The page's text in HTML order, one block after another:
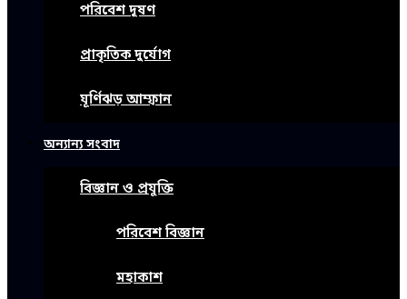
পরিবেশ দূষণ
প্রাকৃতিক দুর্যোগ
ঘূর্ণিঝড় আম্ফান
অন্যান্য সংবাদ
বিজ্ঞান ও প্রযুক্তি
পরিবেশ বিজ্ঞান
মহাকাশ